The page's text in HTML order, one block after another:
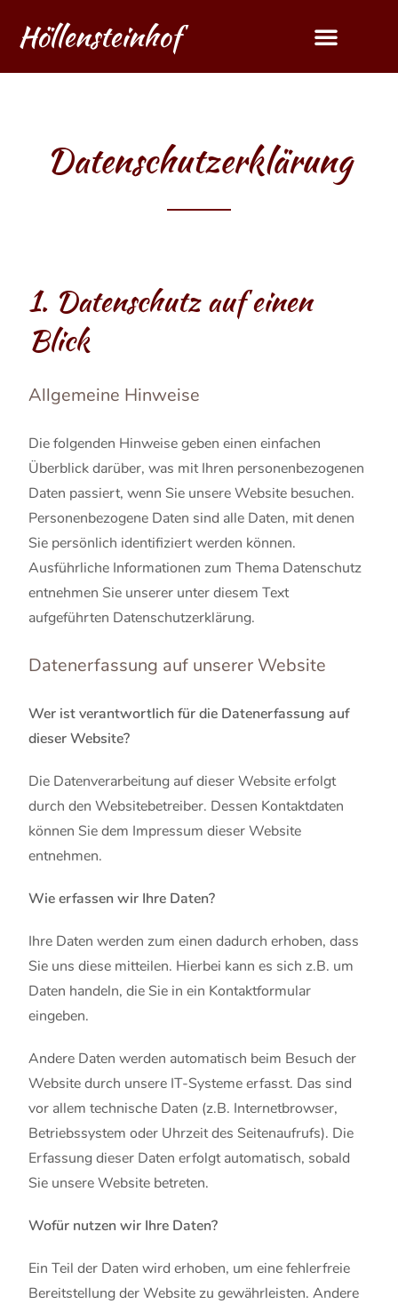
Höllensteinhof
Datenschutzerklärung
1. Datenschutz auf einen
Blick
Allgemeine Hinweise
Die folgenden Hinweise geben einen einfachen
Überblick darüber, was mit Ihren personenbezogenen
Daten passiert, wenn Sie unsere Website besuchen.
Personenbezogene Daten sind alle Daten, mit denen
Sie persönlich identifiziert werden können.
Ausführliche Informationen zum Thema Datenschutz
entnehmen Sie unserer unter diesem Text
aufgeführten Datenschutzerklärung.
Datenerfassung auf unserer Website
Wer ist verantwortlich für die Datenerfassung auf
dieser Website?
Die Datenverarbeitung auf dieser Website erfolgt
durch den Websitebetreiber. Dessen Kontaktdaten
können Sie dem Impressum dieser Website
entnehmen.
Wie erfassen wir Ihre Daten?
Ihre Daten werden zum einen dadurch erhoben, dass
Sie uns diese mitteilen. Hierbei kann es sich z.B. um
Daten handeln, die Sie in ein Kontaktformular
eingeben.
Andere Daten werden automatisch beim Besuch der
Website durch unsere IT-Systeme erfasst. Das sind
vor allem technische Daten (z.B. Internetbrowser,
Betriebssystem oder Uhrzeit des Seitenaufrufs). Die
Erfassung dieser Daten erfolgt automatisch, sobald
Sie unsere Website betreten.
Wofür nutzen wir Ihre Daten?
Ein Teil der Daten wird erhoben, um eine fehlerfreie
Bereitstellung der Website zu gewährleisten. Andere